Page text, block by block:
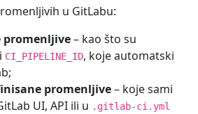
u GitLabu:
promenljive– kao što su
i CI_PIPELINE_ID, koje automatski
promenljive– koje sami
UI, API ili u .gitlab-ci.yml